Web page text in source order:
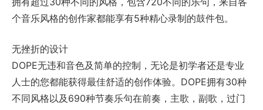
个音乐风格的创作家都能享有5种精心录制的鼓件包。
无挫折的设计
DOPE无违和音色及简单的控制，无论是初学者还是专业
人士的您都能获得最佳舒适的创作体验。DOPE拥有30种
不同风格以及690种节奏乐句在前奏，主歌，副歌，过门